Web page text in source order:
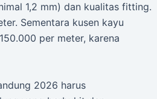
1,2 mm) dan kualitas fitting.
Sementara kusen kayu
per meter, karena
2026 harus